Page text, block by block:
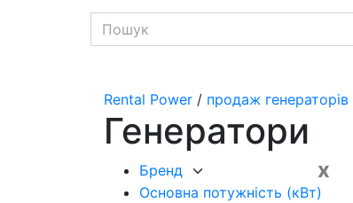
Rental Power / продаж генераторів
Генератори
x
Бренд
Основна потужність (кВт)